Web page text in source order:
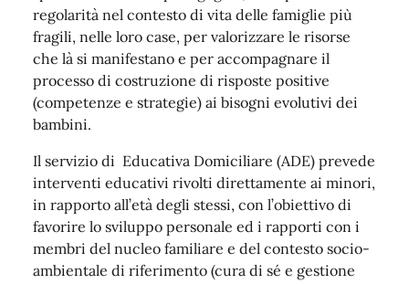
regolarità nel contesto di vita delle famiglie più
fragili, nelle loro case, per valorizzare le risorse
che là si manifestano e per accompagnare il
processo di costruzione di risposte positive
(competenze e strategie) ai bisogni evolutivi dei
bambini.
Il servizio di Educativa Domiciliare (ADE) prevede
interventi educativi rivolti direttamente ai minori,
in rapporto all’età degli stessi, con l’obiettivo di
favorire lo sviluppo personale ed i rapporti con i
membri del nucleo familiare e del contesto socio-
ambientale di riferimento (cura di sé e gestione